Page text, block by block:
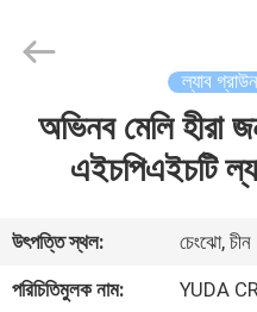
বাড়ি
আমাদের
Crystal
Co.,Ltd.
ল্যাব
অভিনব মেলি হীরা
এইচপিএইচটি
উৎপত্তি স্থল:
চেংঝো, চীন
পরিচিতিমুলক নাম:
YUDA